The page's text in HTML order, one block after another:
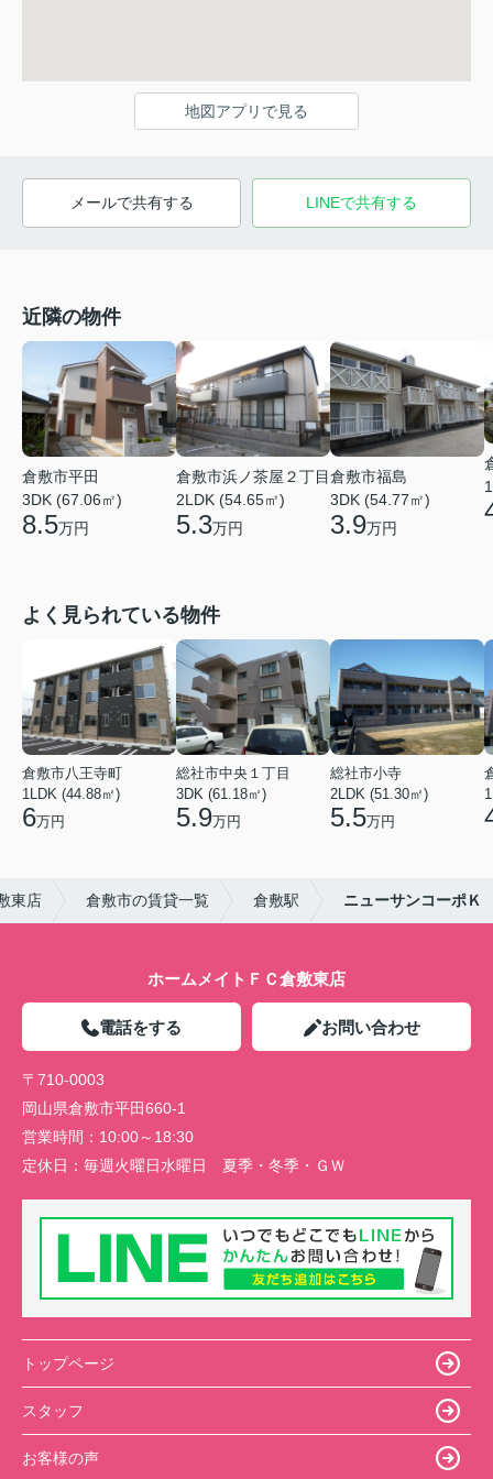
地図アプリで見る
メールで共有する LINEで共有する
近隣の物件
倉敷市平田
3DK (67.06㎡)
8.5万円
倉敷市浜ノ茶屋２丁目
2LDK (54.65㎡)
5.3万円
倉敷市福島
3DK (54.77㎡)
3.9万円
よく見られている物件
倉敷市八王寺町
1LDK (44.88㎡)
6万円
総社市中央１丁目
3DK (61.18㎡)
5.9万円
総社市小寺
2LDK (51.30㎡)
5.5万円
東店 倉敷市の賃貸一覧 倉敷駅 ニューサンコーポＫ
ホームメイトＦＣ倉敷東店
電話をする お問い合わせ
〒710-0003
岡山県倉敷市平田660-1
営業時間： 10:00～18:30
定休日： 毎週火曜日水曜日 夏季・冬季・ＧＷ
トップページ
スタッフ
お客様の声